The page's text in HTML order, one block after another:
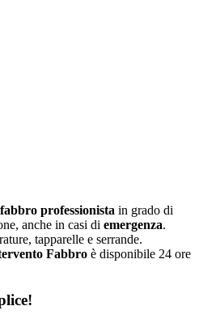
fabbro professionista in grado di
anche in casi di emergenza.
tapparelle e serrande.
Fabbro è disponibile 24 ore